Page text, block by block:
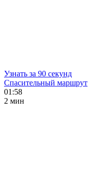
Узнать за 90 секунд
Спасительный маршрут
01:58
2 мин